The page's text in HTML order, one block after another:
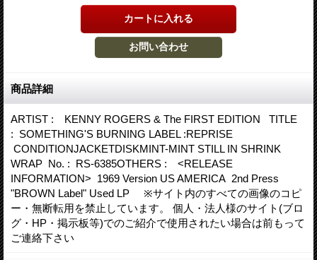
商品詳細
ARTIST : KENNY ROGERS & The FIRST EDITION TITLE
: SOMETHING'S BURNING LABEL :REPRISE
CONDITIONJACKETDISKMINT-MINT STILL IN SHRINK
WRAP No. : RS-6385OTHERS : <RELEASE
INFORMATION> 1969 Version US AMERICA 2nd Press
"BROWN Label" Used LP ※サイト内のすべての画像のコピ
ー・無断転用を禁止しています。 個人・法人様のサイト(ブロ
グ・HP・掲示板等)でのご紹介で使用されたい場合は前もって
ご連絡下さい